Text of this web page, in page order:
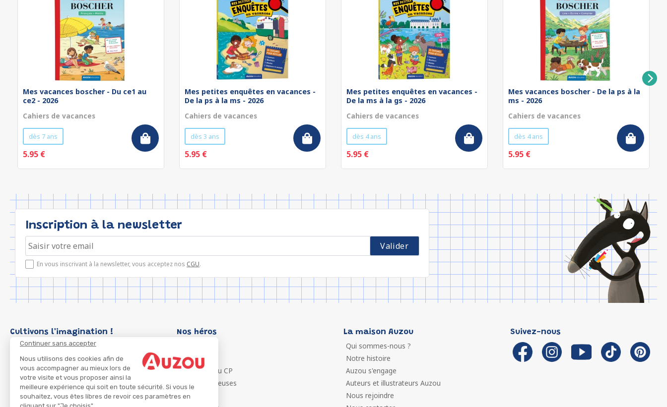
Continuer sans accepter
Nous utilisons des cookies afin de
vous accompagner au mieux lors de
votre visite et vous proposer ainsi la
meilleure expérience qui soit en toute sécurité. Si vous le
souhaitez, vous êtes libres de revoir ces paramètres en
cliquant sur "Je choisis"
Mes vacances boscher - Du ce1 au
ce2 - 2026
Cahiers de vacances
dès 7 ans
5.95 €
Mes petites enquêtes en vacances -
De la ps à la ms - 2026
Cahiers de vacances
dès 3 ans
5.95 €
Mes petites enquêtes en vacances -
De la ms à la gs - 2026
Cahiers de vacances
dès 4 ans
5.95 €
Mes vacances boscher - De la ps à la
ms - 2026
Cahiers de vacances
dès 4 ans
5.95 €
Inscription à la newsletter
En vous inscrivant à la newsletter, vous acceptez nos CGU.
Cultivons l'imagination ! Nos héros
P'tit Loup
Les Héros du CP
Les Influenceuses
Migali
La maison Auzou
Qui sommes-nous ?
Notre histoire
Auzou s'engage
Auteurs et illustrateurs Auzou
Nous rejoindre
Suivez-nous